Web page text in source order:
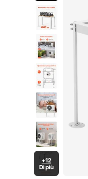
+12
Di più